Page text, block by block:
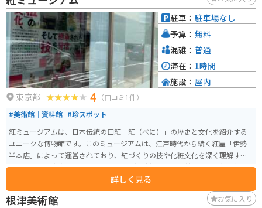
拝者が訪れます。アクセスも便利で、東京メトロ千代田線赤坂駅や都営地下
鉄六本木駅から徒歩圏内にあります。周辺には赤坂サカスや東京ミッドタウ
ンなどの観光スポットも多く、観光の際に立ち寄るのに最適な場所です。
東京都 4 （口コミ1件）
#美術館｜資料館 #珍スポット
紅ミュージアムは、日本伝統の口紅「紅（べに）」の歴史と文化を紹介する
ユニークな博物館です。このミュージアムは、江戸時代から続く紅屋「伊勢
半本店」によって運営されており、紅づくりの技や化粧文化を深く理解する
ための展示が充実しています。常設展は観覧無料です。 館内には、紅の製法
やその歴史、紅花の生産と流通に関する資料が展示されており、訪れる人々
は古代から現代に至るまでの日本の化粧文化を学ぶことができます。特に、
紅を使った実際の道具や製品を見ることができるため、視覚的にも楽しめま
詳しく見る
駐車： 駐車場なし
予算： 無料
混雑： 普通
滞在： 1時間
施設： 屋内
根津美術館 お気に入り